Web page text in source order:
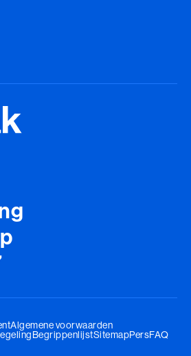
Algemene voorwaarden
BegrippenlijstSitemapPersFAQ